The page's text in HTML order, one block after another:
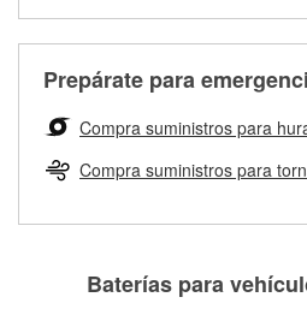
partes de reemplazo correctas
Rectificación de tambores y discos
Prepárate para
Compra suministros para
Compra suministros para
Baterías para